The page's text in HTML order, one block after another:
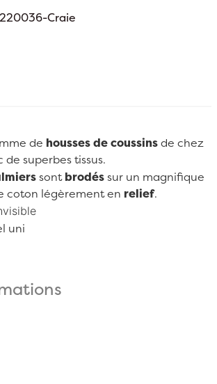
Craie
de housses de coussins de chez
de superbes tissus.
sont brodés sur un magnifique
coton légèrement en relief.
uni